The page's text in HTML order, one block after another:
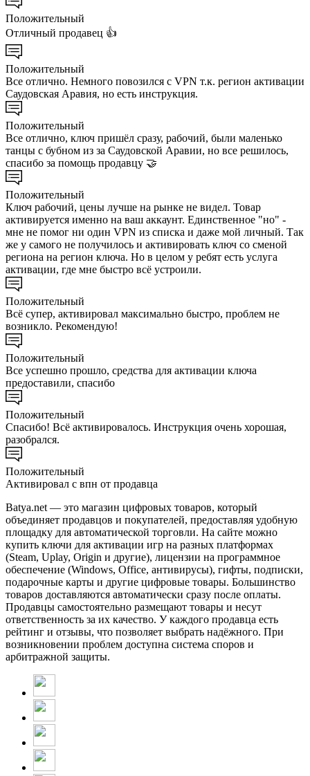
Положительный
Отличный продавец 👍
Положительный
Все отлично. Немного повозился с VPN т.к. регион активации
Саудовская Аравия, но есть инструкция.
Положительный
Все отлично, ключ пришёл сразу, рабочий, были маленько
танцы с бубном из за Саудовской Аравии, но все решилось,
спасибо за помощь продавцу 🤝
Положительный
Ключ рабочий, цены лучше на рынке не видел. Товар
активируется именно на ваш аккаунт. Единственное "но" -
мне не помог ни один VPN из списка и даже мой личный. Так
же у самого не получилось и активировать ключ со сменой
региона на регион ключа. Но в целом у ребят есть услуга
активации, где мне быстро всё устроили.
Положительный
Всё супер, активировал максимально быстро, проблем не
возникло. Рекомендую!
Положительный
Все успешно прошло, средства для активации ключа
предоставили, спасибо
Положительный
Спасибо! Всё активировалось. Инструкция очень хорошая,
разобрался.
Положительный
Активировал с впн от продавца
Batya.net — это магазин цифровых товаров, который
объединяет продавцов и покупателей, предоставляя удобную
площадку для автоматической торговли. На сайте можно
купить ключи для активации игр на разных платформах
(Steam, Uplay, Origin и другие), лицензии на программное
обеспечение (Windows, Office, антивирусы), гифты, подписки,
подарочные карты и другие цифровые товары. Большинство
товаров доставляются автоматически сразу после оплаты.
Продавцы самостоятельно размещают товары и несут
ответственность за их качество. У каждого продавца есть
рейтинг и отзывы, что позволяет выбрать надёжного. При
возникновении проблем доступна система споров и
арбитражной защиты.